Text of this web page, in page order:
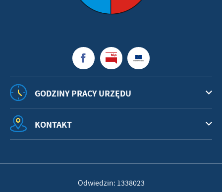
GODZINY PRACY URZĘDU
KONTAKT
Odwiedzin: 1338023